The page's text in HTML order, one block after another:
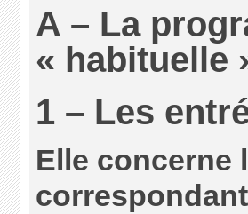
A – La
« habituelle
1 – Les
Elle concerne